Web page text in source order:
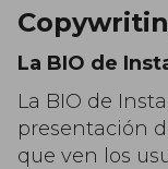
La BIO de
La BIO de
presentación
que ven los